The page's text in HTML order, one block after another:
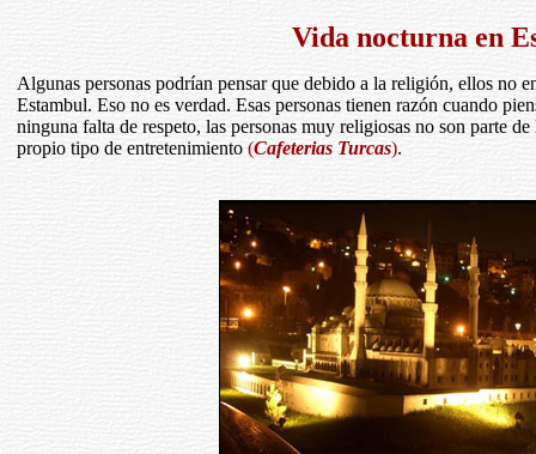
Vida nocturna en
Algunas personas podrían pensar que debido a la religión, ellos no
Estambul. Eso no es verdad. Esas personas tienen razón cuando
ninguna falta de respeto, las personas muy religiosas no son parte
propio tipo de entretenimiento (Cafeterias Turcas).